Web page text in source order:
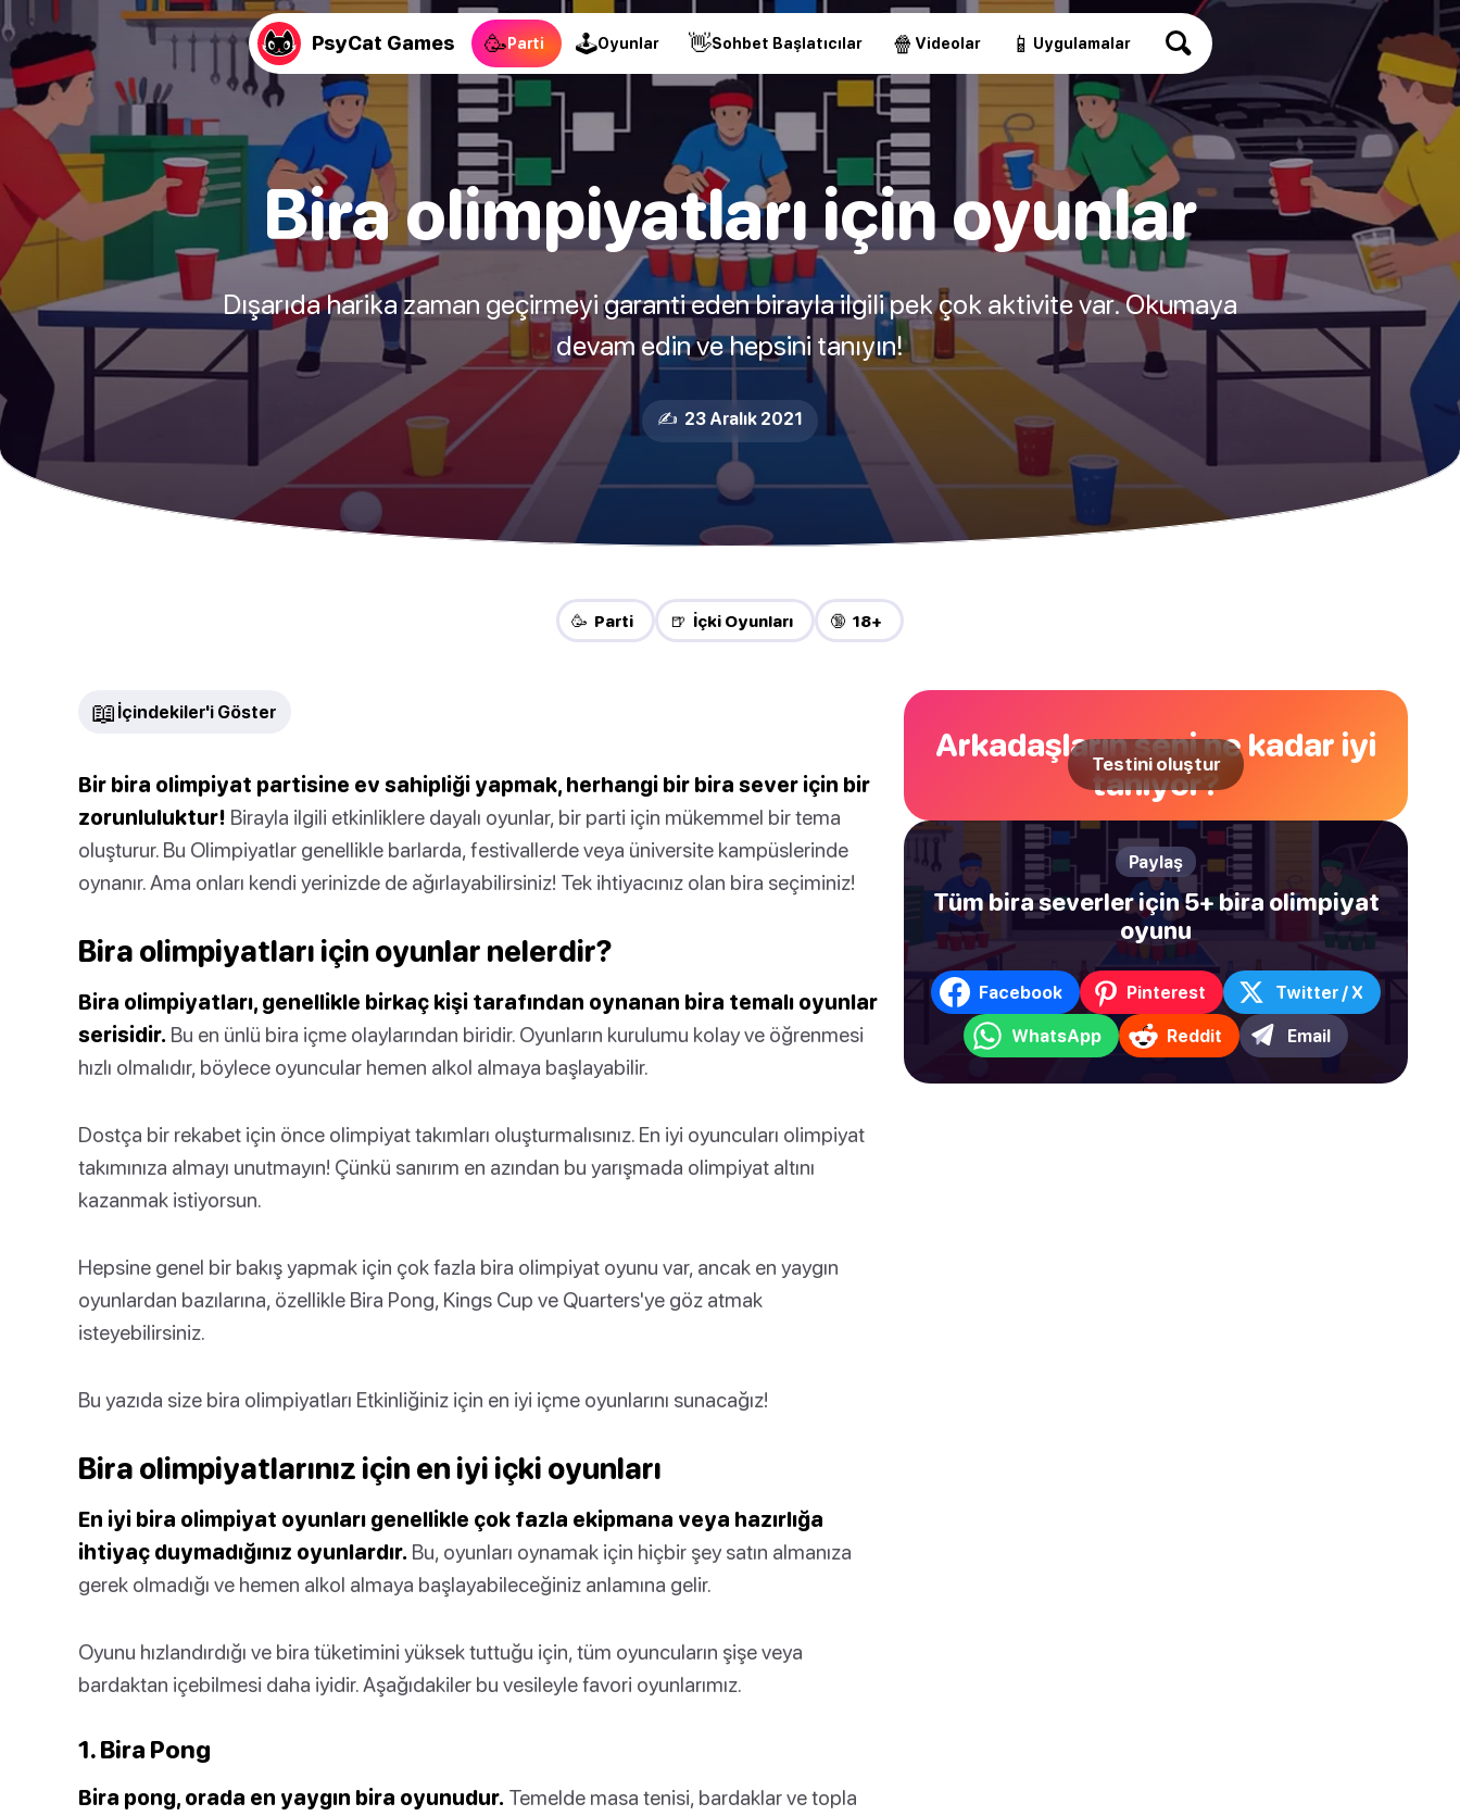
PsyCat Games 🥳Parti 🕹Oyunlar 👋Sohbet Başlatıcılar 🍿 Videolar 📱 Uygulamalar
Bira olimpiyatları için oyunlar
Dışarıda harika zaman geçirmeyi garanti eden birayla ilgili pek çok aktivite var. Okumaya
devam edin ve hepsini tanıyın!
✍️ 23 Aralık 2021
🥳 Parti 🍺 İçki Oyunları 🔞 18+
📖 İçindekiler'i Göster
Bir bira olimpiyat partisine ev sahipliği yapmak, herhangi bir bira sever için bir
zorunluluktur! Birayla ilgili etkinliklere dayalı oyunlar, bir parti için mükemmel bir tema
oluşturur. Bu Olimpiyatlar genellikle barlarda, festivallerde veya üniversite kampüslerinde
oynanır. Ama onları kendi yerinizde de ağırlayabilirsiniz! Tek ihtiyacınız olan bira seçiminiz!
Bira olimpiyatları için oyunlar nelerdir?
Bira olimpiyatları, genellikle birkaç kişi tarafından oynanan bira temalı oyunlar
serisidir. Bu en ünlü bira içme olaylarından biridir. Oyunların kurulumu kolay ve öğrenmesi
hızlı olmalıdır, böylece oyuncular hemen alkol almaya başlayabilir.
Dostça bir rekabet için önce olimpiyat takımları oluşturmalısınız. En iyi oyuncuları olimpiyat
takımınıza almayı unutmayın! Çünkü sanırım en azından bu yarışmada olimpiyat altını
kazanmak istiyorsun.
Hepsine genel bir bakış yapmak için çok fazla bira olimpiyat oyunu var, ancak en yaygın
oyunlardan bazılarına, özellikle Bira Pong, Kings Cup ve Quarters'ye göz atmak
isteyebilirsiniz.
Bu yazıda size bira olimpiyatları Etkinliğiniz için en iyi içme oyunlarını sunacağız!
Bira olimpiyatlarınız için en iyi içki oyunları
En iyi bira olimpiyat oyunları genellikle çok fazla ekipmana veya hazırlığa
ihtiyaç duymadığınız oyunlardır. Bu, oyunları oynamak için hiçbir şey satın almanıza
gerek olmadığı ve hemen alkol almaya başlayabileceğiniz anlamına gelir.
Oyunu hızlandırdığı ve bira tüketimini yüksek tuttuğu için, tüm oyuncuların şişe veya
bardaktan içebilmesi daha iyidir. Aşağıdakiler bu vesileyle favori oyunlarımız.
1. Bira Pong
Bira pong, orada en yaygın bira oyunudur. Temelde masa tenisi, bardaklar ve topla
Arkadaşların seni ne kadar iyi
tanıyor?
Testini oluştur
Paylaş
Tüm bira severler için 5+ bira olimpiyat
oyunu
Facebook Pinterest Twitter / X
WhatsApp Reddit Email